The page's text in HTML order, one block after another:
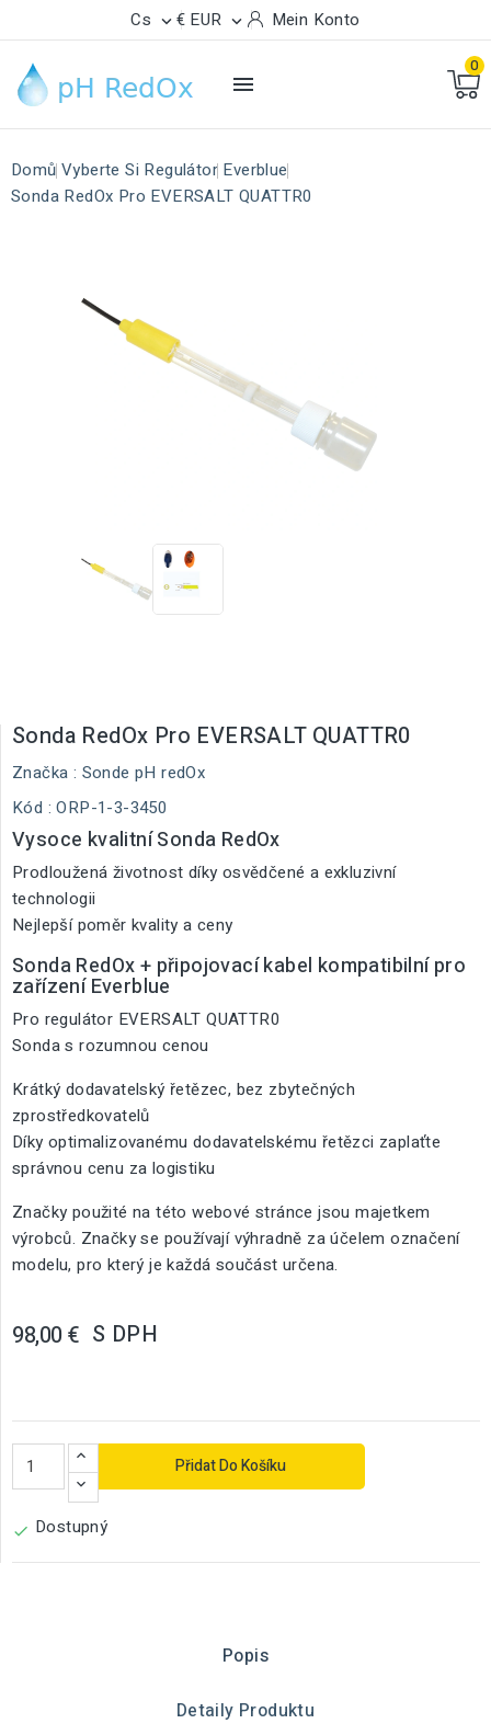
Cs  € EUR  Mein Konto

0
Domů Vyberte Si Regulátor Everblue
Sonda RedOx Pro EVERSALT QUATTR0
Sonda RedOx Pro EVERSALT QUATTR0
Značka : Sonde pH redOx
Kód : ORP-1-3-3450
Vysoce kvalitní Sonda RedOx
Prodloužená životnost díky osvědčené a exkluzivní
technologii
Nejlepší poměr kvality a ceny
Sonda RedOx + připojovací kabel kompatibilní pro
zařízení Everblue
Pro regulátor EVERSALT QUATTR0
Sonda s rozumnou cenou
Krátký dodavatelský řetězec, bez zbytečných
zprostředkovatelů
Díky optimalizovanému dodavatelskému řetězci zaplaťte
správnou cenu za logistiku
Značky použité na této webové stránce jsou majetkem
výrobců. Značky se používají výhradně za účelem označení
modelu, pro který je každá součást určena.
98,00 € S DPH
Přidat Do Košíku
 Dostupný
Popis
Detaily Produktu